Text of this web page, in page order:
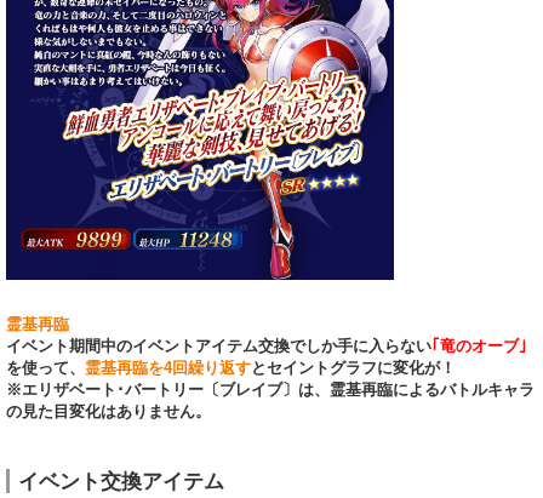
霊基再臨
イベント期間中のイベントアイテム交換でしか手に入らない｢竜のオーブ｣
を使って、 霊基再臨を4回繰り返すとセイントグラフに変化が！
※エリザベート･バートリー〔ブレイブ〕は、霊基再臨によるバトルキャラ
の見た目変化はありません。
イベント交換アイテム